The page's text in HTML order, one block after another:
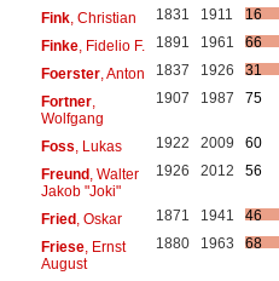
Fink, Christian 1831 1911
16
Finke, Fidelio F. 1891 1961
66
Foerster, Anton 1837 1926
31
Fortner,
Wolfgang
1907 1987 75
Foss , Lukas 1922 2009
60
Freund, Walter
Jakob "Joki"
1926 2012 56
Fried, Oskar 1871 1941
46
Friese, Ernst
August
1880 1963 68